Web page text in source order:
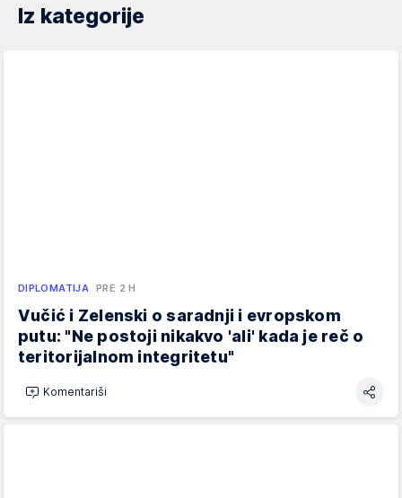
Iz kategorije
DIPLOMATIJA PRE 2 H
Vučić i Zelenski o saradnji i evropskom
putu: "Ne postoji nikakvo 'ali' kada je reč o
teritorijalnom integritetu"
Komentariši